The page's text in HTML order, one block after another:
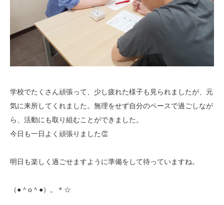
学校でたくさん頑張って、少し疲れた様子も見られましたが、元
気に来所してくれました。無理をせず自分のペースで過ごしなが
ら、活動にも取り組むことができました。
今日も一日よく頑張りました👏
明日も楽しく過ごせますように準備をして待っていますね。
（●＾o＾●）。＊☆